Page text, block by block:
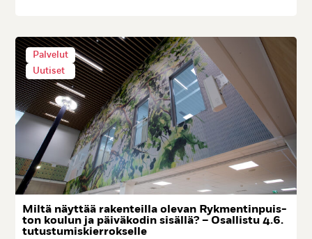
Palvelut
Uutiset
Mil­tä näyt­tää ra­ken­teil­la ole­van Ryk­men­tin­puis­
ton kou­lun ja päi­vä­ko­din si­säl­lä? – Osal­lis­tu 4.6.
tu­tus­tu­mis­kier­rok­sel­le